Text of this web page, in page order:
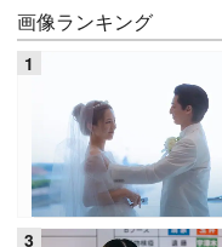
画像ランキング